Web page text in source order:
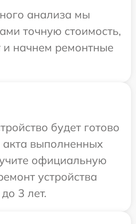
анализа мы
точную стоимость,
и начнем ремонтные
будет готово
выполненных
официальную
устройства
3 лет.